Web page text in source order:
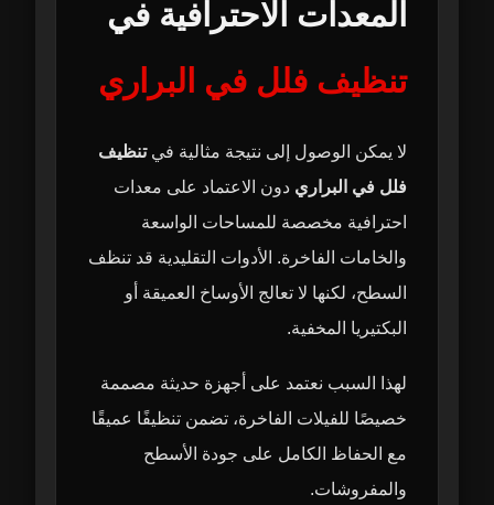
المعدات الاحترافية في
تنظيف فلل في البراري
لا يمكن الوصول إلى نتيجة مثالية فيتنظيف
فلل في البراري دون الاعتماد على معدات
احترافية مخصصة للمساحات الواسعة
والخامات الفاخرة. الأدوات التقليدية قد تنظف
السطح، لكنها لا تعالج الأوساخ العميقة أو
البكتيريا المخفية.
لهذا السبب نعتمد على أجهزة حديثة مصممة
خصيصًا للفيلات الفاخرة، تضمن تنظيفًا عميقًا
مع الحفاظ الكامل على جودة الأسطح
والمفروشات.